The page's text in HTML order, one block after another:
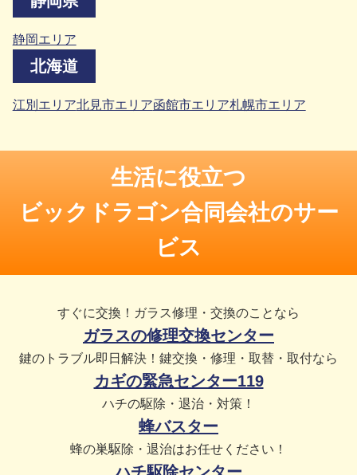
静岡エリア
北海道
江別エリア北見市エリア函館市エリア札幌市エリア
生活に役立つ
ビックドラゴン合同会社のサー
ビス
すぐに交換！ガラス修理・交換のことなら
ガラスの修理交換センター
鍵のトラブル即日解決！鍵交換・修理・取替・取付なら
カギの緊急センター119
ハチの駆除・退治・対策！
蜂バスター
蜂の巣駆除・退治はお任せください！